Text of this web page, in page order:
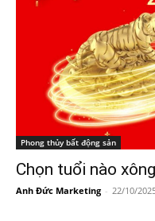
Phong thủy bất động sản
Chọn tuổi nào
Anh Đức Marketing - 22/10/